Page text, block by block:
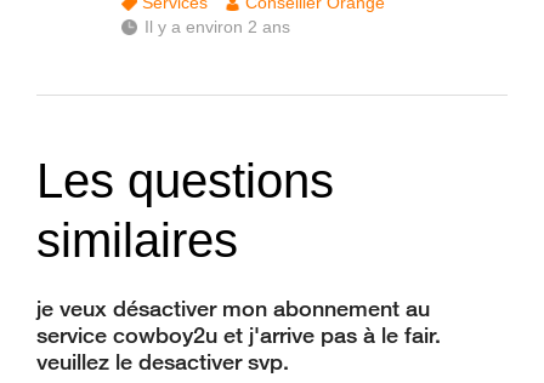
Il y a environ 2 ans
Les questions
similaires
je veux désactiver mon abonnement au
service cowboy2u et j'arrive pas à le fair.
veuillez le desactiver svp.